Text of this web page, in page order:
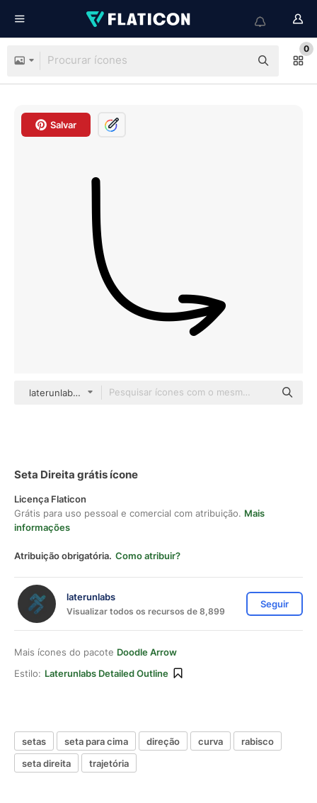
0
Salvar
laterunlabs Detailed Outline
Seta Direita grátis ícone
Licença Flaticon
Grátis para uso pessoal e comercial com atribuição. Mais
informações
Atribuição obrigatória. Como atribuir?
laterunlabs
Visualizar todos os recursos de 8,899
Seguir
Mais ícones do pacote Doodle Arrow
Estilo: Laterunlabs Detailed Outline
setas seta para cima direção curva
rabisco
seta direita
trajetória